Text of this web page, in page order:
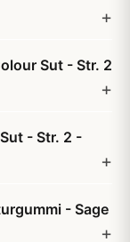
Sut - Str. 2
- Str. 2 -
- Sage